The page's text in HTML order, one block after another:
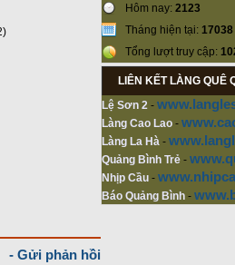
- Gửi phản hồi
Hôm nay: 2123
Tháng hiện tại: 17038
Tổng lượt truy cập:
LIÊN KẾT LÀNG QUÊ
Lệ Sơn 2 -
Làng Cao Lao -
Làng La Hà -
Quảng Bình Trẻ -
Nhịp Cầu -
Báo Quảng Bình -